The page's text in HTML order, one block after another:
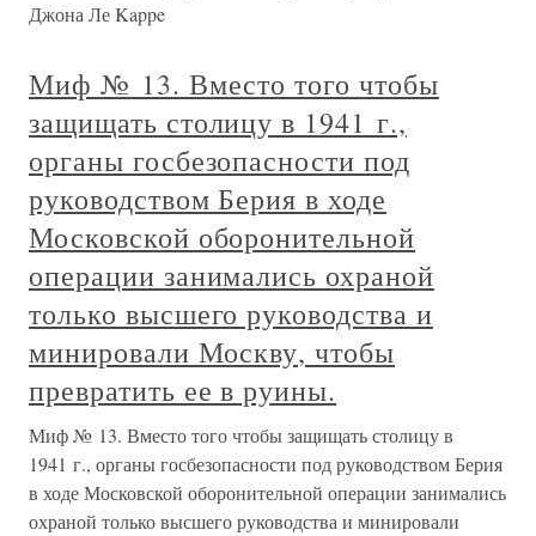
Джона Ле Kappe
Миф № 13. Вместо того чтобы
защищать столицу в 1941 г.,
органы госбезопасности под
руководством Берия в ходе
Московской оборонительной
операции занимались охраной
только высшего руководства и
минировали Москву, чтобы
превратить ее в руины.
Миф № 13. Вместо того чтобы защищать столицу в
1941 г., органы госбезопасности под руководством Берия
в ходе Московской оборонительной операции занимались
охраной только высшего руководства и минировали